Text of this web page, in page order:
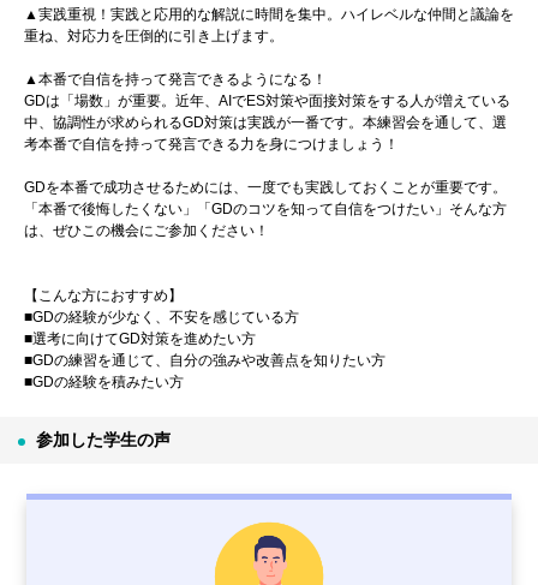
▲実践重視！実践と応用的な解説に時間を集中。ハイレベルな仲間と議論を
重ね、対応力を圧倒的に引き上げます。
▲本番で自信を持って発言できるようになる！
GDは「場数」が重要。近年、AIでES対策や面接対策をする人が増えている
中、協調性が求められるGD対策は実践が一番です。本練習会を通して、選
考本番で自信を持って発言できる力を身につけましょう！
GDを本番で成功させるためには、一度でも実践しておくことが重要です。
「本番で後悔したくない」「GDのコツを知って自信をつけたい」そんな方
は、ぜひこの機会にご参加ください！
【こんな方におすすめ】
■GDの経験が少なく、不安を感じている方
■選考に向けてGD対策を進めたい方
■GDの練習を通じて、自分の強みや改善点を知りたい方
■GDの経験を積みたい方
参加した学生の声